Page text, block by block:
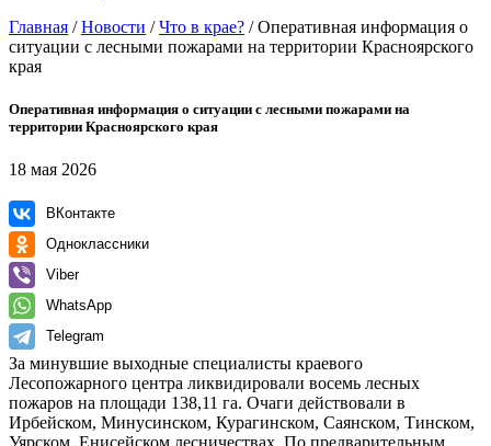
Главная /Новости /Что в крае? /Оперативная информация о
ситуации с лесными пожарами на территории Красноярского
края
Оперативная информация о ситуации с лесными пожарами на
территории Красноярского края
18 мая 2026
ВКонтакте
Одноклассники
Viber
WhatsApp
Telegram
За минувшие выходные специалисты краевого
Лесопожарного центра ликвидировали восемь лесных
пожаров на площади 138,11 га. Очаги действовали в
Ирбейском, Минусинском, Курагинском, Саянском, Тинском,